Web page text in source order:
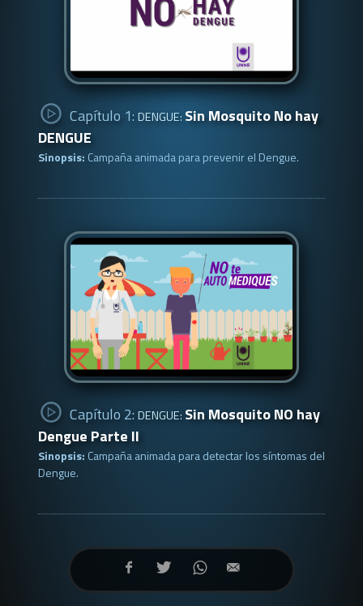
Capítulo 1: DENGUE: Sin Mosquito No hay
DENGUE
Sinopsis: Campaña animada para prevenir el Dengue.
Capítulo 2: DENGUE: Sin Mosquito NO hay
Dengue Parte II
Sinopsis: Campaña animada para detectar los síntomas del
Dengue.